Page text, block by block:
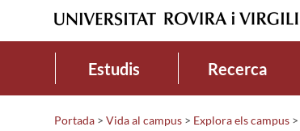
Estudis Recerca
Portada > Vida al campus > Explora els campus >